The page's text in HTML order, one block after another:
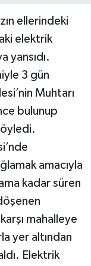
ellerindeki
elektrik
yansıdı.
3 gün
Muhtarı
bulunup
amacıyla
kadar süren
mahalleye
yer altından
Elektrik